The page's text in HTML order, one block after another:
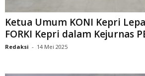
Ketua Umum KONI Kepri
FORKI Kepri dalam Kejurnas
Redaksi - 14 Mei 2025